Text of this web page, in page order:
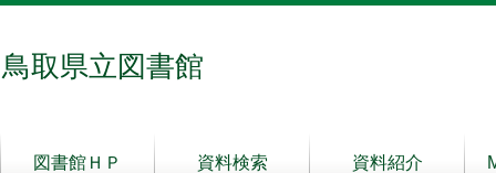
鳥取県立図書館
図書館ＨＰ 資料検索 資料紹介